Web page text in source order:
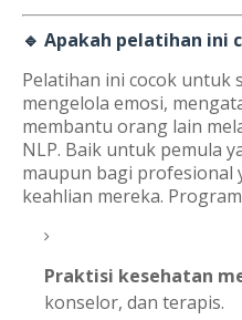
🔹 Apakah pelatihan ini
Pelatihan ini cocok untuk
mengelola emosi,
membantu orang lain
NLP. Baik untuk pemula
maupun bagi profesional
keahlian mereka.
Praktisi kesehatan
konselor, dan terapis.